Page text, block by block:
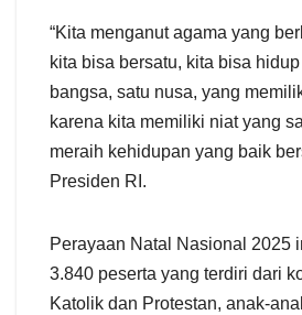
“Kita menganut agama yang
kita bisa bersatu, kita bisa
bangsa, satu nusa, yang
karena kita memiliki niat yang
meraih kehidupan yang baik
Presiden RI.
Perayaan Natal Nasional 2025
3.840 peserta yang terdiri dari
Katolik dan Protestan, anak-